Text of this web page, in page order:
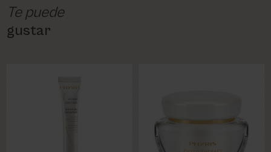
Te puede
gustar